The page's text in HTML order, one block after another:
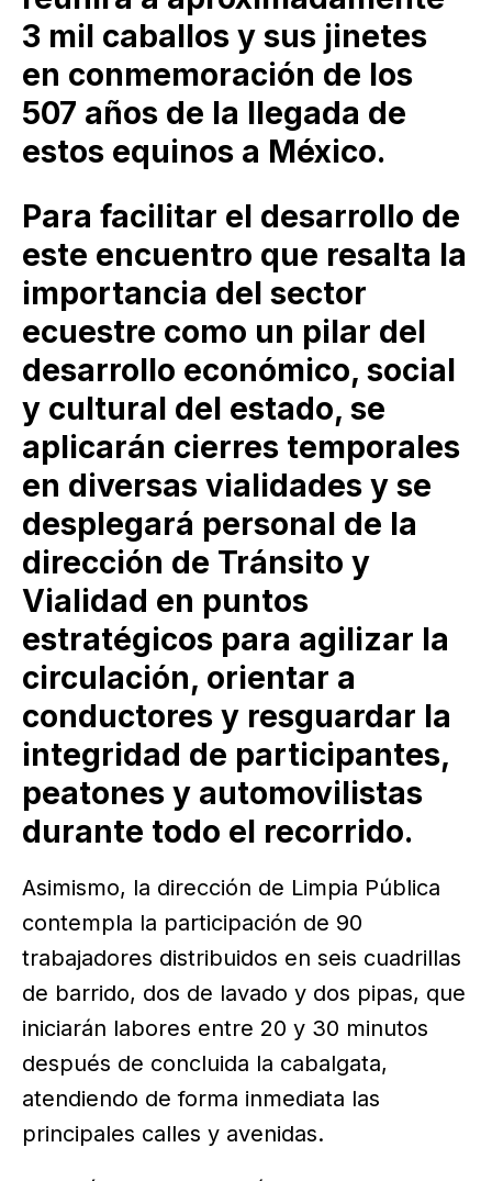
3 mil caballos y sus jinetes
en conmemoración de los
507 años de la llegada de
estos equinos a México.
Para facilitar el desarrollo de
este encuentro que resalta la
importancia del sector
ecuestre como un pilar del
desarrollo económico, social
y cultural del estado, se
aplicarán cierres temporales
en diversas vialidades y se
desplegará personal de la
dirección de Tránsito y
Vialidad en puntos
estratégicos para agilizar la
circulación, orientar a
conductores y resguardar la
integridad de participantes,
peatones y automovilistas
durante todo el recorrido.
Asimismo, la dirección de Limpia Pública
contempla la participación de 90
trabajadores distribuidos en seis cuadrillas
de barrido, dos de lavado y dos pipas, que
iniciarán labores entre 20 y 30 minutos
después de concluida la cabalgata,
atendiendo de forma inmediata las
principales calles y avenidas.